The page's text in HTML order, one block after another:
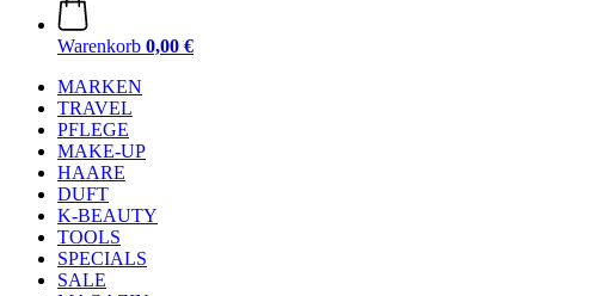
Warenkorb 0,00 €
MARKEN
TRAVEL
PFLEGE
MAKE-UP
HAARE
DUFT
K-BEAUTY
TOOLS
SPECIALS
SALE